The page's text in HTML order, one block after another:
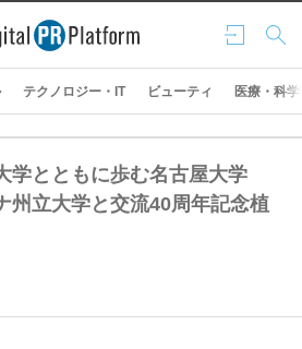
ログ
イン
検索
テクノロジー・IT ビューティ 医療・科学
学とともに歩む名古屋大学
州立大学と交流40周年記念植